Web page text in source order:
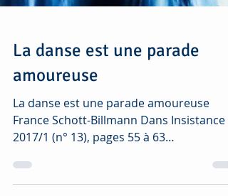
La danse est une parade
amoureuse